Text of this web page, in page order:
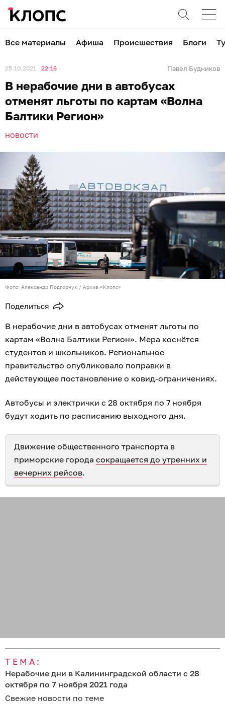
Все материалы Афиша Происшествия Блоги
25.10.2021 22:16 Павел Будников
В нерабочие дни в автобусах
отменят льготы по картам «Волна
Балтики Регион»
НОВОСТИ
Фото: Александр Подгорчук / Архив «Клопс»
Поделиться
В нерабочие дни в автобусах отменят льготы по
картам «Волна Балтики Регион». Мера коснётся
студентов и школьников. Региональное
правительство опубликовало поправки в
действующее постановление о ковид-ограничениях.
Автобусы и электрички с 28 октября по 7 ноября
будут ходить по расписанию выходного дня.
Движение общественного транспорта в
приморские города сокращается до утренних и
вечерних рейсов.
ТЕМА:
Нерабочие дни в Калининградской области с 28
октября по 7 ноября 2021 года
Свежие новости по теме